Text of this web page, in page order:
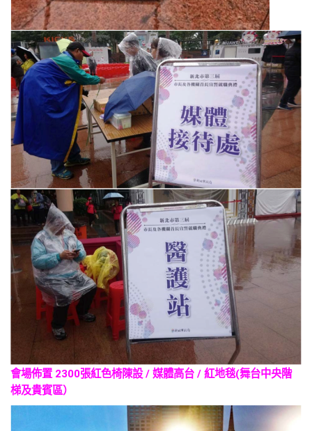
會場佈置 2300張紅色椅陳設 / 媒體高台 / 紅地毯(舞台中央階
梯及貴賓區）